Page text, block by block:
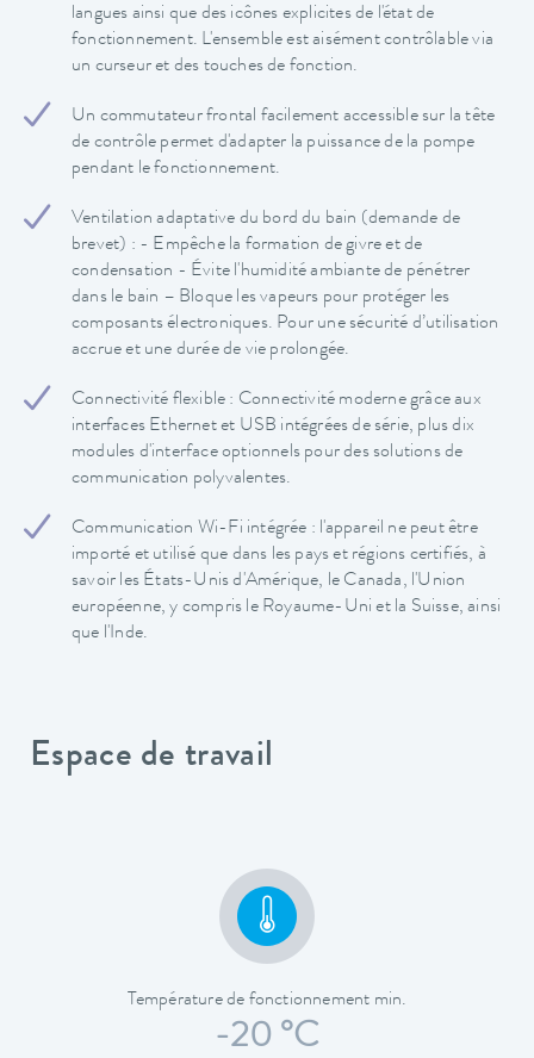
langues ainsi que des icônes explicites de l'état de
fonctionnement. L'ensemble est aisément contrôlable via
un curseur et des touches de fonction.
Un commutateur frontal facilement accessible sur la tête
de contrôle permet d'adapter la puissance de la pompe
pendant le fonctionnement.
Ventilation adaptative du bord du bain (demande de
brevet) : - Empêche la formation de givre et de
condensation - Évite l'humidité ambiante de pénétrer
dans le bain – Bloque les vapeurs pour protéger les
composants électroniques. Pour une sécurité d’utilisation
accrue et une durée de vie prolongée.
Connectivité flexible : Connectivité moderne grâce aux
interfaces Ethernet et USB intégrées de série, plus dix
modules d'interface optionnels pour des solutions de
communication polyvalentes.
Communication Wi-Fi intégrée : l'appareil ne peut être
importé et utilisé que dans les pays et régions certifiés, à
savoir les États-Unis d'Amérique, le Canada, l'Union
européenne, y compris le Royaume-Uni et la Suisse, ainsi
que l'Inde.
Espace de travail
Température de fonctionnement min.
-20 °C